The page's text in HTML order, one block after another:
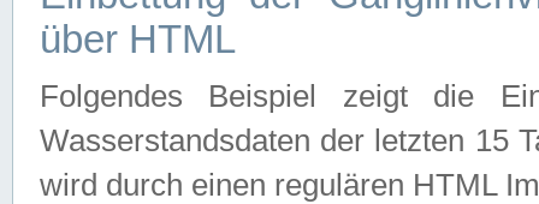
über HTML
Folgendes Beispiel zeigt die
Wasserstandsdaten der letzten 15
wird durch einen regulären HTML